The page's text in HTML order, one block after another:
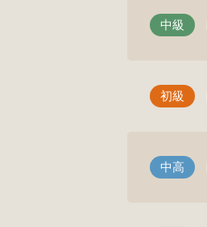
中級
初級
中高